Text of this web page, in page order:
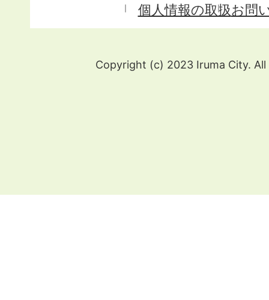
個人情報の取扱お問
Copyright (c) 2023 Iruma City. All